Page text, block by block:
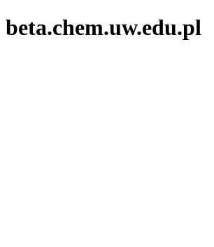
beta.chem.uw.edu.pl